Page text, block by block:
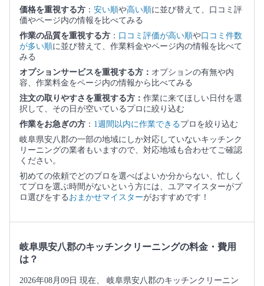
価格を重視する方 ： 安い順や高い順に並び替えて、口コミ評
価やページ内の情報を比べてみる
作業の品質を重視する方 ： 口コミ評価が高い順や口コミ件数
が多い順に並び替えて、作業料金やページ内の情報を比べて
みる
オプションサービスを重視する方： オプションの有無や内
容、作業料金をページ内の情報から比べてみる
注文の取りやすさを重視する方： 作業に来てほしい日付を選
択して、その日が空いているプロに絞り込む
作業をお急ぎの方 ： 1週間以内に作業できるプロを絞り込む
岐阜県安八郡の一部の地域にしか対応していないキッチンク
リーニングの業者もいますので、対応地域も合わせてご確認
ください。
初めての依頼でどのプロを選べばよいか分からない、忙しく
てプロを選ぶ時間がないという方には、ユアマイスターがプ
ロ選びをする おまかせマイスターがおすすめです！
岐阜県安八郡のキッチンクリーニングの料金・費用
は？
2026年08月09日 現在、 岐阜県安八郡のキッチンクリーニン